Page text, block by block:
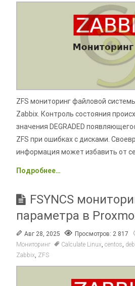
ZFS мониторинг файловой
Zabbix. Контроль состояния
значения DEGRADED
ZFS при ошибках с дисками.
информация может избавить от
Подробнее…
FSYNCS
параметра в
Авг 28, 2025 Просмотров: 2 817
Мониторинг
Calculate Linux, centos,
Zabbix, ZFS